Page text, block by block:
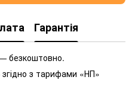
Гарантія
безкоштовно.
з тарифами «НП»